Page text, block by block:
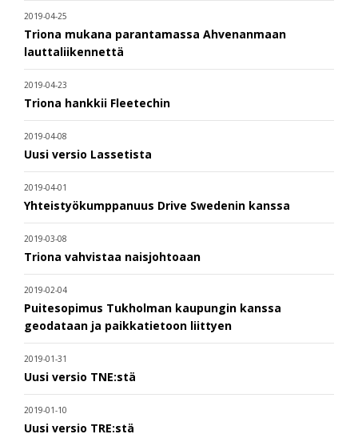
2019-04-25
Triona mukana parantamassa Ahvenanmaan
lauttaliikennettä
2019-04-23
Triona hankkii Fleetechin
2019-04-08
Uusi versio Lassetista
2019-04-01
Yhteistyökumppanuus Drive Swedenin kanssa
2019-03-08
Triona vahvistaa naisjohtoaan
2019-02-04
Puitesopimus Tukholman kaupungin kanssa
geodataan ja paikkatietoon liittyen
2019-01-31
Uusi versio TNE:stä
2019-01-10
Uusi versio TRE:stä